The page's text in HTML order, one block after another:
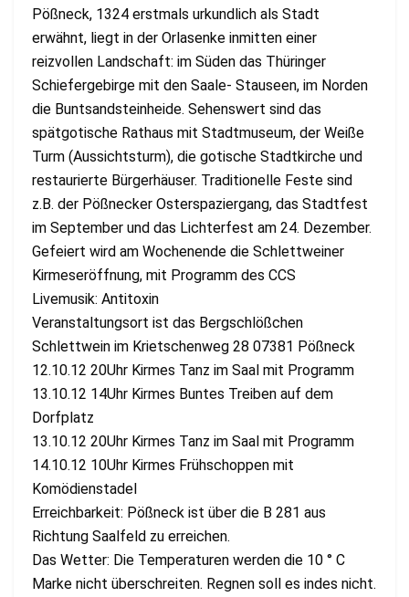
Pößneck, 1324 erstmals urkundlich als Stadt
erwähnt, liegt in der Orlasenke inmitten einer
reizvollen Landschaft: im Süden das Thüringer
Schiefergebirge mit den Saale- Stauseen, im Norden
die Buntsandsteinheide. Sehenswert sind das
spätgotische Rathaus mit Stadtmuseum, der Weiße
Turm (Aussichtsturm), die gotische Stadtkirche und
restaurierte Bürgerhäuser. Traditionelle Feste sind
z.B. der Pößnecker Osterspaziergang, das Stadtfest
im September und das Lichterfest am 24. Dezember.
Gefeiert wird am Wochenende die Schlettweiner
Kirmeseröffnung, mit Programm des CCS
Livemusik: Antitoxin
Veranstaltungsort ist das Bergschlößchen
Schlettwein im Krietschenweg 28 07381 Pößneck
12.10.12 20Uhr Kirmes Tanz im Saal mit Programm
13.10.12 14Uhr Kirmes Buntes Treiben auf dem
Dorfplatz
13.10.12 20Uhr Kirmes Tanz im Saal mit Programm
14.10.12 10Uhr Kirmes Frühschoppen mit
Komödienstadel
Erreichbarkeit: Pößneck ist über die B 281 aus
Richtung Saalfeld zu erreichen.
Das Wetter: Die Temperaturen werden die 10 ° C
Marke nicht überschreiten. Regnen soll es indes nicht.